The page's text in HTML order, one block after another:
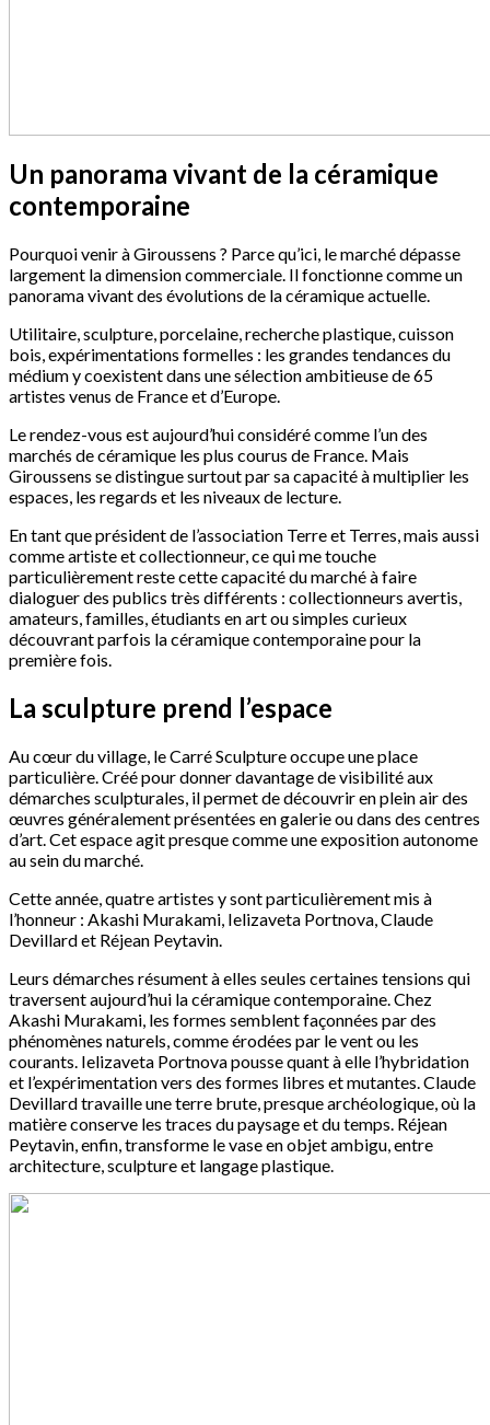
Un panorama vivant de la céramique
contemporaine
Pourquoi venir à Giroussens ? Parce qu’ici, le marché dépasse
largement la dimension commerciale. Il fonctionne comme un
panorama vivant des évolutions de la céramique actuelle.
Utilitaire, sculpture, porcelaine, recherche plastique, cuisson
bois, expérimentations formelles : les grandes tendances du
médium y coexistent dans une sélection ambitieuse de 65
artistes venus de France et d’Europe.
Le rendez-vous est aujourd’hui considéré comme l’un des
marchés de céramique les plus courus de France. Mais
Giroussens se distingue surtout par sa capacité à multiplier les
espaces, les regards et les niveaux de lecture.
En tant que président de l’association Terre et Terres, mais aussi
comme artiste et collectionneur, ce qui me touche
particulièrement reste cette capacité du marché à faire
dialoguer des publics très différents : collectionneurs avertis,
amateurs, familles, étudiants en art ou simples curieux
découvrant parfois la céramique contemporaine pour la
première fois.
La sculpture prend l’espace
Au cœur du village, le Carré Sculpture occupe une place
particulière. Créé pour donner davantage de visibilité aux
démarches sculpturales, il permet de découvrir en plein air des
œuvres généralement présentées en galerie ou dans des centres
d’art. Cet espace agit presque comme une exposition autonome
au sein du marché.
Cette année, quatre artistes y sont particulièrement mis à
l’honneur : Akashi Murakami, Ielizaveta Portnova, Claude
Devillard et Réjean Peytavin.
Leurs démarches résument à elles seules certaines tensions qui
traversent aujourd’hui la céramique contemporaine. Chez
Akashi Murakami, les formes semblent façonnées par des
phénomènes naturels, comme érodées par le vent ou les
courants. Ielizaveta Portnova pousse quant à elle l’hybridation
et l’expérimentation vers des formes libres et mutantes. Claude
Devillard travaille une terre brute, presque archéologique, où la
matière conserve les traces du paysage et du temps. Réjean
Peytavin, enfin, transforme le vase en objet ambigu, entre
architecture, sculpture et langage plastique.